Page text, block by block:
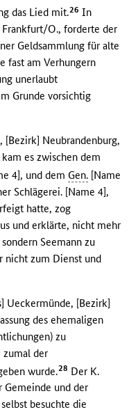
das Lied mit.26 In
O., forderte der
Geldsammlung für alte
fast am Verhungern
unerlaubt
Grunde vorsichtig
[Bezirk] Neubrandenburg,
kam es zwischen dem
4], und dem Gen. [Name
Schlägerei. [Name 4],
hatte, zog
und erklärte, nicht mehr
Seemann zu
nicht zum Dienst und
Ueckermünde, [Bezirk]
des ehemaligen
zu
zumal der
wurde.28 Der K.
Gemeinde und der
besuchte die